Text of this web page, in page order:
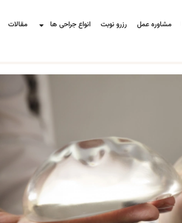
مشاوره عمل رزرو نوبت انواع جراحی ها مقالات